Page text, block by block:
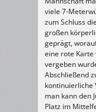
viele 7-
zum Schluss
großen
geprägt,
eine rote
vergeben
Abschließend
kontinuierliche
man kann den
Platz im